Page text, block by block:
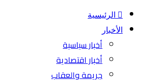
الرئيسية
الأخبار
أخبار سياسية
أخبار اقتصادية
جريمة والعقاب